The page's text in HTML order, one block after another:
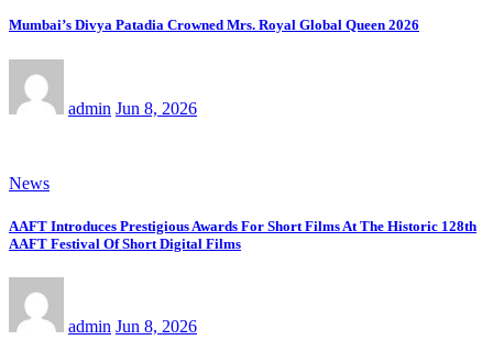
Mumbai’s Divya Patadia Crowned Mrs. Royal Global Queen 2026
admin Jun 8, 2026
News
AAFT Introduces Prestigious Awards For Short Films At The Historic 128th
AAFT Festival Of Short Digital Films
admin Jun 8, 2026